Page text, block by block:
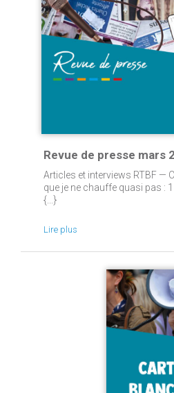
Revue de presse mars
Articles et interviews RTBF —
que je ne chauffe quasi pas :
{...}
Lire plus